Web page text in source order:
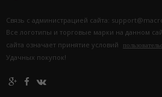
Связь с администрацией сайта:
Все логотипы и торговые марки на данном
сайта означает принятие условий
Удачных покупок!